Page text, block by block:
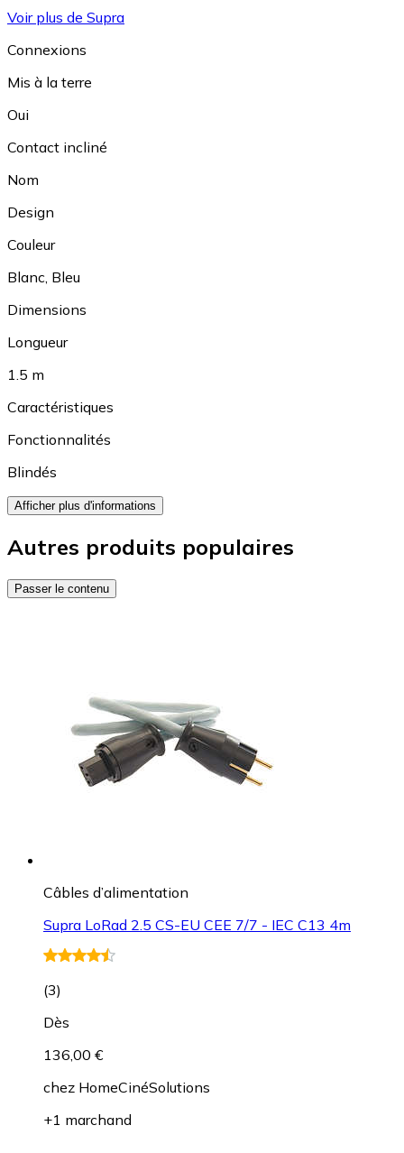
Voir plus de Supra
Connexions
Mis à la terre
Oui
Contact incliné
Nom
Design
Couleur
Blanc Bleu
Dimensions
Longueur
1.5 m
Caractéristiques
Fonctionnalités
Blindés
Afficher plus d'informations
Autres produits populaires
Passer le contenu
Câbles d’alimentation
Supra LoRad 2.5 CS-EU CEE 7/7 - IEC C13 4m
(3)
Dès
136,00 €
chez HomeCinéSolutions
+1 marchand